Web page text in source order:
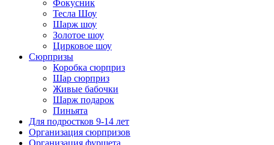
Фокусник
Тесла Шоу
Шарж шоу
Золотое шоу
Цирковое шоу
Сюрпризы
Коробка сюрприз
Шар сюрприз
Живые бабочки
Шарж подарок
Пиньята
Для подростков 9-14 лет
Организация сюрпризов
Организация фуршета